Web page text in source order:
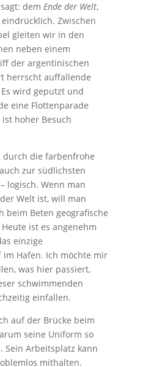
dem Ende der Welt,
Zwischen
gleiten wir in den
neben einem
der argentinischen
herrscht auffallende
wird geputzt und
eine Flottenparade
hoher Besuch
durch die farbenfrohe
zur südlichsten
logisch. Wenn man
Welt ist, will man
beim Beten geografische
ist es angenehm
einzige
Hafen. Ich möchte mir
was hier passiert,
schwimmenden
einfallen.
auf der Brücke beim
seine Uniform so
Sein Arbeitsplatz kann
mithalten.